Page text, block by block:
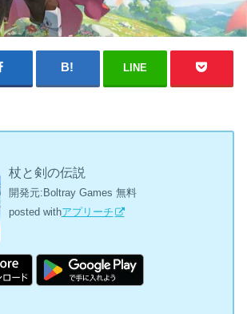
LINE
杖と剣の伝説
開発元:Boltray Games 無料
posted withアプリーチ